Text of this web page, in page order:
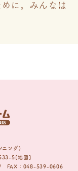
に。みんなは
ニング)
5[地図]
/ FAX：048-539-0606